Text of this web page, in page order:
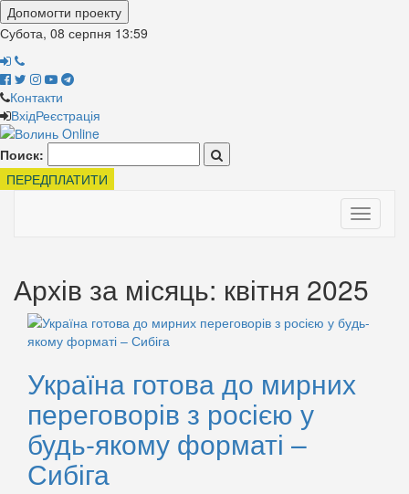
Допомогти проекту
Субота, 08 серпня 13:59
Контакти
ВхідРеєстрація
Поиск:
ПЕРЕДПЛАТИТИ
Toggle
Архів за місяць: квітня 2025
Україна готова до мирних
переговорів з росією у
будь-якому форматі –
Сибіга